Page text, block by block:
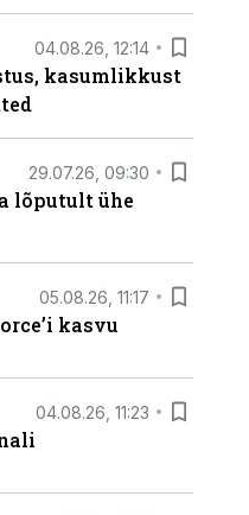
04.08.26, 12:14
kasumlikkust
29.07.26, 09:30
lõputult ühe
05.08.26, 11:17
kasvu
04.08.26, 11:23